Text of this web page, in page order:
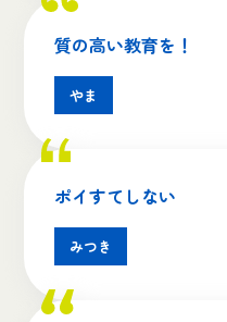
質の高い教育を！
やま
ポイすてしない
みつき